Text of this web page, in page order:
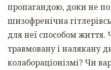
пропагандою, доки не
шизофренічна
для неї способом
травмовану і налякану
колабораціонізмі? Чи